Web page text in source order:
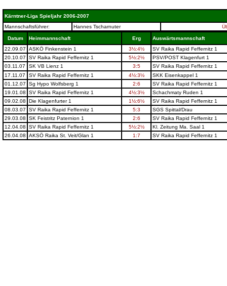
Kärntner-Liga Spieljahr 2006-2007
Mannschaftsführer:
Hannes Tscharnuter
Datum Heimmannschaft Erg
Auswärtsmannschaft
22.09.07
ASKÖ Finkenstein 1 3½:4½
SV Raika Rapid Feffernitz 1
20.10.07
SV Raika Rapid Feffernitz 1 5½:2½
PSV/POST Klagenfurt 1
03.11.07
SK VB Lienz 1 3:5
SV Raika Rapid Feffernitz 1
17.11.07
SV Raika Rapid Feffernitz 1 4½:3½
SKK Eisenkappel 1
01.12.07
Sg Hypo Wolfsberg 1 2:6
SV Raika Rapid Feffernitz 1
19.01.08
SV Raika Rapid Feffernitz 1 4½:3½
Schachmaty Ruden 1
09.02.08
Die Klagenfurter 1 1½:6½
SV Raika Rapid Feffernitz 1
08.03.07
SV Raika Rapid Feffernitz 1 5:3
SGS Spittal/Drau
29.03.08
SK Feistritz Paternion 1 2:6
SV Raika Rapid Feffernitz 1
12.04.08
SV Raika Rapid Feffernitz 1 5½:2½
Kl. Zeitung Ma. Saal 1
26.04.08
AKSÖ Raika St. Veit/Glan 1 1:7 SV Raika Rapid Feffernitz 1